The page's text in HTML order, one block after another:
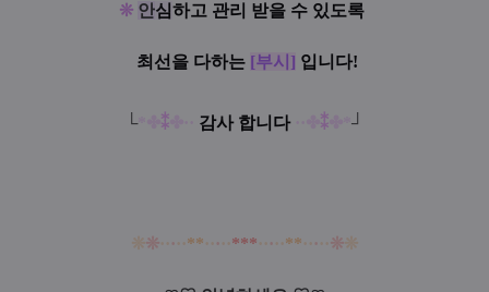
❊ 안심하고 관리 받을 수 있도록
최선을 다하는 [부시] 입니다!
└*✤ ⁑ 감사 합니다 ⁑ ┘
❊❊·····**·····***·····**·····❊❊